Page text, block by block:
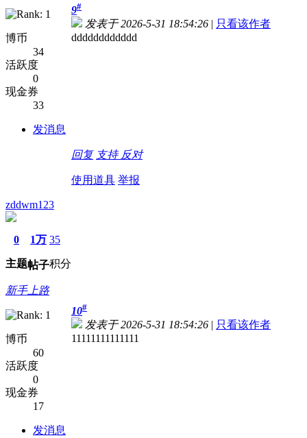
博币
34
活跃度
0
现金券
33
发消息
9#
发表于 2026-5-31 18:54:26 | 只看该作者
dddddddddddd
回复 支持 反对
使用道具 举报
zddwm123
0
主题
1万
帖子
35
积分
新手上路
博币
60
活跃度
0
现金券
17
发消息
10#
发表于 2026-5-31 18:54:26 | 只看该作者
11111111111111